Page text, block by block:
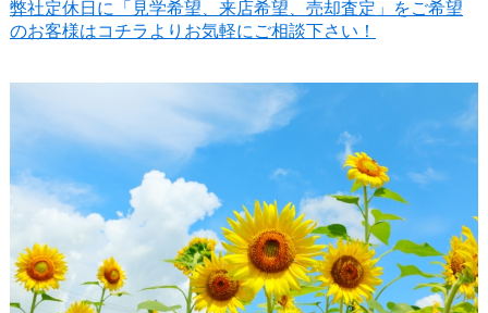
弊社定休日に「見学希望、来店希望、売却査定」をご希望
のお客様はコチラよりお気軽にご相談下さい！